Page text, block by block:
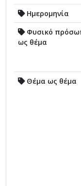
Ημερομηνία
Φυσικό
ως θέμα
Θέμα ως θέμα